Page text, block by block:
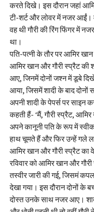
करते दिखे। इस दौरान जहां
टी-शर्ट और लोवर में नजर आईं।
वह थी गौरी की रिंग फिंगर में
था।
पति-पत्नी के तौर पर आमिर
आमिर खान और गौरी स्प्रैट की
आए, जिनमें दोनों जश्न में डूबे
आया, जिसमें शादी के बाद दोनों
अपनी शादी के पेपर्स पर साइन
कहती हैं- ‘मैं, गौरी स्प्रैट,
अपने कानूनी पति के रूप में
हाथ चूमते हैं और फिर उन्हें गले
आमिर खान और गौरी स्प्रैट का
रविवार को आमिर खान और
तस्वीर जारी की गई, जिसमं
देखा गया। इस दौरान दोनों के
दोस्त उनके साथ नजर आए।